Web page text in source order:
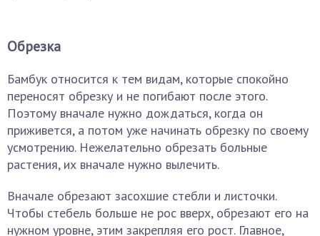
Обрезка
Бамбук относится к тем видам, которые спокойно
переносят обрезку и не погибают после этого.
Поэтому вначале нужно дождаться, когда он
приживется, а потом уже начинать обрезку по своему
усмотрению. Нежелательно обрезать больные
растения, их вначале нужно вылечить.
Вначале обрезают засохшие стебли и листочки.
Чтобы стебель больше не рос вверх, обрезают его на
нужном уровне, этим закрепляя его рост. Главное,